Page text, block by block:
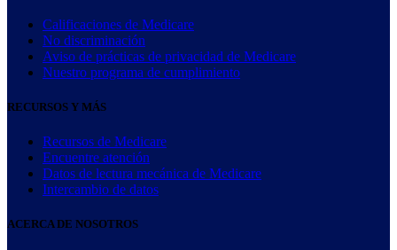
Calificaciones de Medicare
No discriminación
Aviso de prácticas de privacidad de Medicare
Nuestro programa de cumplimiento
RECURSOS Y MÁS
Recursos de Medicare
Encuentre atención
Datos de lectura mecánica de Medicare
Intercambio de datos
ACERCA DE NOSOTROS